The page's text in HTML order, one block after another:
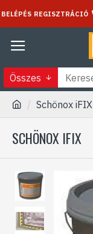
BELÉPÉS REGISZTRÁCIÓ
Összes
Schönox iFIX
SCHÖNOX IFIX